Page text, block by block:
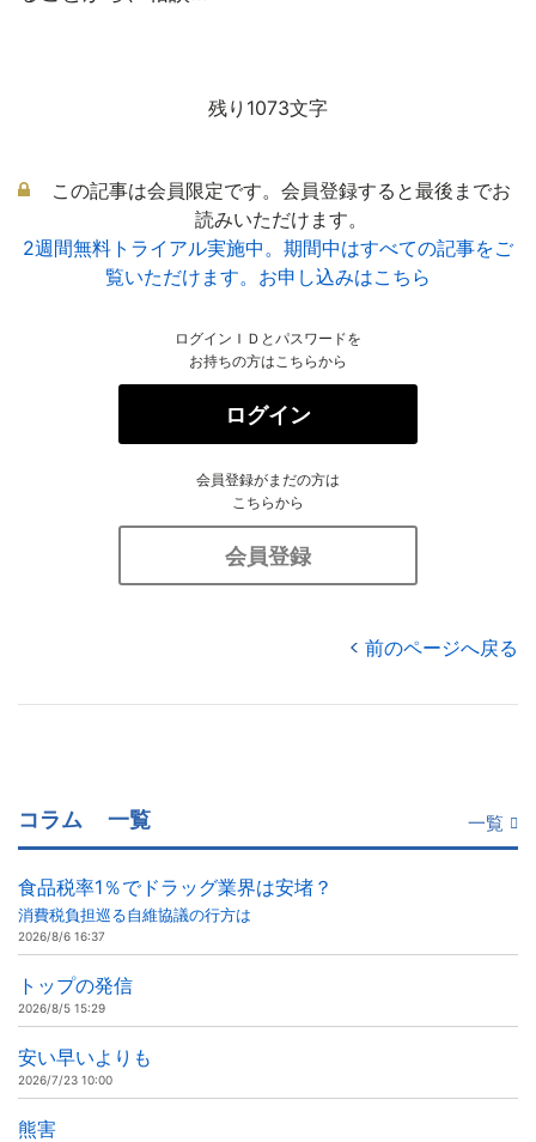
残り1073文字
この記事は会員限定です。会員登録すると最後までお
読みいただけます。
2週間無料トライアル実施中。期間中はすべての記事をご
覧いただけます。お申し込みはこちら
ログインＩＤとパスワードを
お持ちの方はこちらから
ログイン
会員登録がまだの方は
こちらから
会員登録
前のページへ戻る
コラム 一覧 一覧
食品税率1％でドラッグ業界は安堵？
消費税負担巡る自維協議の行方は
2026/8/6 16:37
トップの発信
2026/8/5 15:29
安い早いよりも
2026/7/23 10:00
熊害